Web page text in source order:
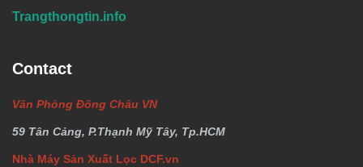
Trangthongtin.info
Contact
Văn Phòng Đông Châu VN
59 Tân Cảng, P.Thạnh Mỹ Tây, Tp.HCM
Nhà Máy Sản Xuất Lọc DCF.vn